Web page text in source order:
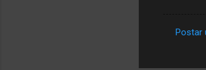
Postar